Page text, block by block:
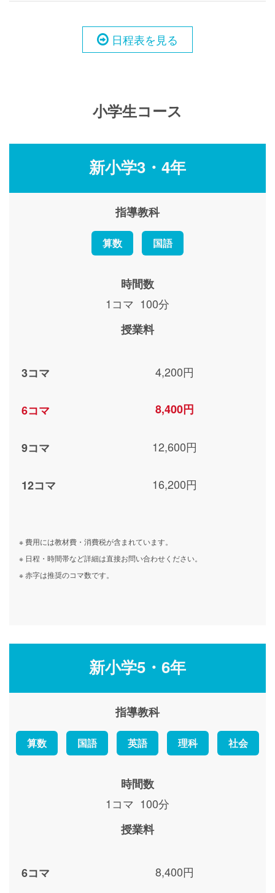
日程表を見る
小学生コース
新小学3・4年
指導教科
算数 国語
時間数
1コマ 100分
授業料
3コマ 4,200円
6コマ 8,400円
9コマ 12,600円
12コマ 16,200円
※ 費用には教材費・消費税が含まれています。
※ 日程・時間帯など詳細は直接お問い合わせください。
※ 赤字は推奨のコマ数です。
新小学5・6年
指導教科
算数 国語 英語 理科 社会
時間数
1コマ 100分
授業料
6コマ 8,400円